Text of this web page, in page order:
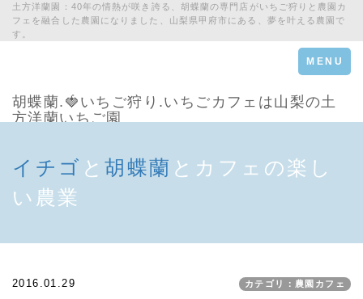
土方洋蘭園：40年の情熱が咲き誇る、胡蝶蘭の専門店がいちご狩りと農園カ
フェを融合した農園になりました、山梨県甲府市にある、夢を叶える農園で
す。
Toggle
navigation
MENU
胡蝶蘭.🍓いちご狩り.いちごカフェは山梨の土
方洋蘭いちご園
イチゴ と 胡蝶蘭 とカフェの楽し
い農業
2016.01.29 カテゴリ：農園カフェ